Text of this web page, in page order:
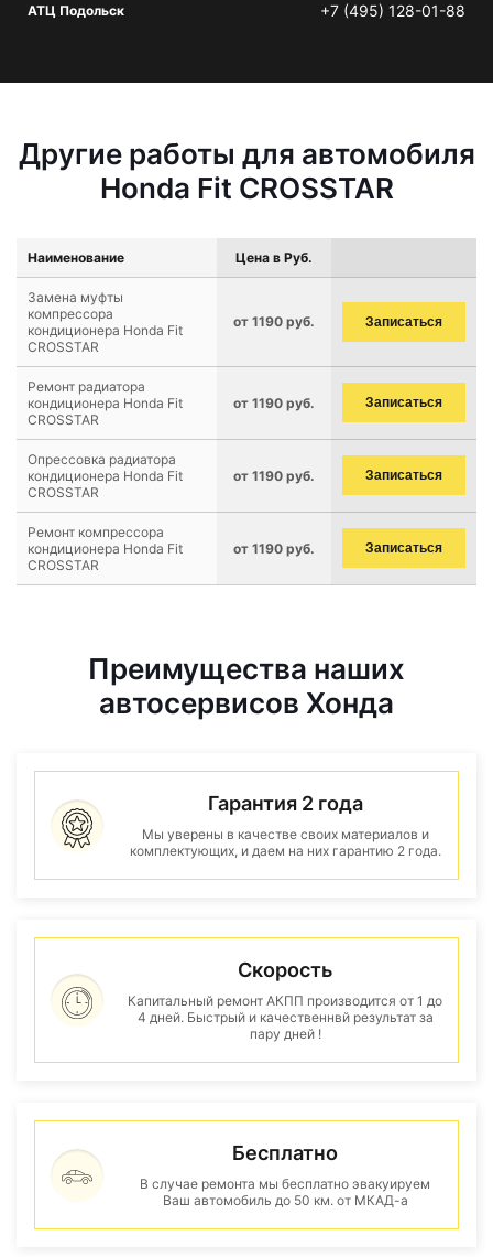
АТЦ Подольск +7 (495) 128-01-88
Другие работы для автомобиля
Honda Fit CROSSTAR
Наименование Цена в Руб.
Замена муфты
компрессора
кондиционера Honda Fit
CROSSTAR
от 1190 руб. Записаться
Ремонт радиатора
кондиционера Honda Fit
CROSSTAR
от 1190 руб. Записаться
Опрессовка радиатора
кондиционера Honda Fit
CROSSTAR
от 1190 руб. Записаться
Ремонт компрессора
кондиционера Honda Fit
CROSSTAR
от 1190 руб. Записаться
Преимущества наших
автосервисов Хонда
Гарантия 2 года
Мы уверены в качестве своих материалов и
комплектующих, и даем на них гарантию 2 года.
Скорость
Капитальный ремонт АКПП производится от 1 до
4 дней. Быстрый и качественнвй результат за
пару дней !
Бесплатно
В случае ремонта мы бесплатно эвакуируем
Ваш автомобиль до 50 км. от МКАД-а